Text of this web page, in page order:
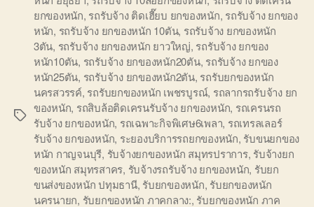
Tags
ยกของหนัก, รถรับจ้าง ติดเฮี๊ยบ ยกของหนัก, รถรับจ้าง ยกของ
หนัก, รถรับจ้าง ยกของหนัก 10ตัน, รถรับจ้าง ยกของหนัก
3ตัน, รถรับจ้าง ยกของหนัก ยาวใหญ่, รถรับจ้าง ยกของ
หนัก10ตัน, รถรับจ้าง ยกของหนัก20ตัน, รถรับจ้าง ยกของ
หนัก25ตัน, รถรับจ้าง ยกของหนัก2ตัน, รถรับยกของหนัก
นครสวรรค์, รถรับยกของหนัก เพชรบูรณ์, รถลากรถรับจ้าง ยก
ของหนัก, รถสิบล้อติดเครนรับจ้าง ยกของหนัก, รถเครนรถ
รับจ้าง ยกของหนัก, รถเฉพาะกิจพิเศษ6เพลา, รถเทรลเลอร์
รับจ้าง ยกของหนัก, ระยองบริการรถยกของหนัก, รับขนยกของ
หนัก กาญจนบุรี, รับจ้างยกของหนัก สมุทรปราการ, รับจ้างยก
ของหนัก สมุทรสาคร, รับจ้างรถรับจ้าง ยกของหนัก, รับยก
ขนส่งของหนัก ปทุมธานี, รับยกของหนัก, รับยกของหนัก
นครนายก, รับยกของหนัก ภาคกลาง:, รับยกของหนัก ภาค